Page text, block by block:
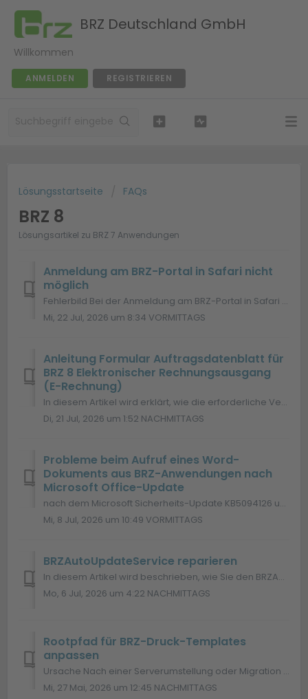
BRZ Deutschland GmbH
Willkommen
ANMELDEN REGISTRIEREN
Lösungsstartseite FAQs
BRZ 8
Lösungsartikel zu BRZ 7 Anwendungen
Anmeldung am BRZ-Portal in Safari nicht
möglich
Fehlerbild Bei der Anmeldung am BRZ-Portal in Safari kann die Seite nicht geladen werden. Statt der Anmeldung erscheint eine Meldung wie: „Ein Problem i...
Mi, 22 Jul, 2026 um 8:34 VORMITTAGS
Anleitung Formular Auftragsdatenblatt für
BRZ 8 Elektronischer Rechnungsausgang
(E-Rechnung)
In diesem Artikel wird erklärt, wie die erforderliche Vertragsanlage Auftragsdatenblatt ausgefüllt wird. Downloadlink zum Auftragsdatenblatt (pdf) - V...
Di, 21 Jul, 2026 um 1:52 NACHMITTAGS
Probleme beim Aufruf eines Word-
Dokuments aus BRZ-Anwendungen nach
Microsoft Office-Update
nach dem Microsoft Sicherheits-Update KB5094126 und KB5094123 vom 09.06.2026 kann es in Einzelfällen zu Einschränkungen beim Aufruf von Word-Dokumenten aus ...
Mi, 8 Jul, 2026 um 10:49 VORMITTAGS
BRZAutoUpdateService reparieren
In diesem Artikel wird beschrieben, wie Sie den BRZAutoUpdateService manuell reparieren können, wenn er nicht mehr korrekt funktioniert oder sich der Dienst...
Mo, 6 Jul, 2026 um 4:22 NACHMITTAGS
Rootpfad für BRZ-Druck-Templates
anpassen
Ursache Nach einer Serverumstellung oder Migration verweist der Rootpfad in den BRZ-Anwendungen noch auf das alte Verzeichnis. Dadurch werden Vorlagen für ...
Mi, 27 Mai, 2026 um 12:45 NACHMITTAGS